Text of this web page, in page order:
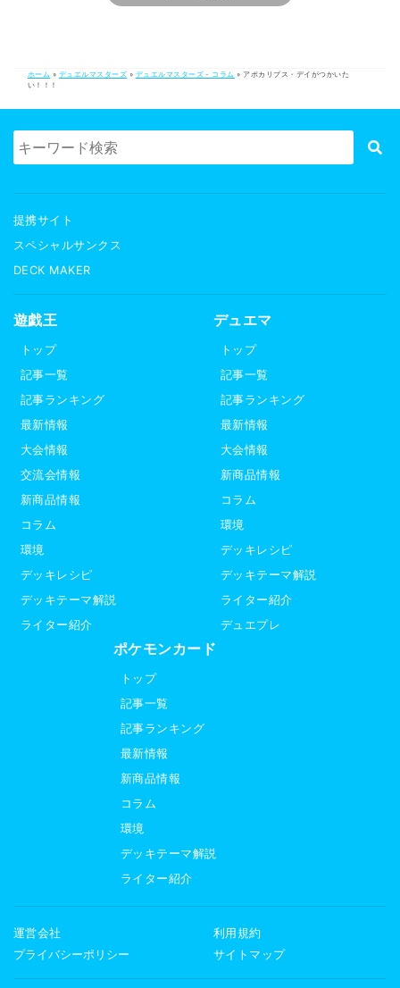
ホーム » デュエルマスターズ » デュエルマスターズ - コラム » アポカリプス・デイがつかいた
い！！！
提携サイト
スペシャルサンクス
DECK MAKER
遊戯王
トップ
記事一覧
記事ランキング
最新情報
大会情報
交流会情報
新商品情報
コラム
環境
デッキレシピ
デッキテーマ解説
ライター紹介
デュエマ
トップ
記事一覧
記事ランキング
最新情報
大会情報
新商品情報
コラム
環境
デッキレシピ
デッキテーマ解説
ライター紹介
デュエプレ
ポケモンカード
トップ
記事一覧
記事ランキング
最新情報
新商品情報
コラム
環境
デッキテーマ解説
ライター紹介
運営会社
利用規約
プライバシーポリシー
サイトマップ